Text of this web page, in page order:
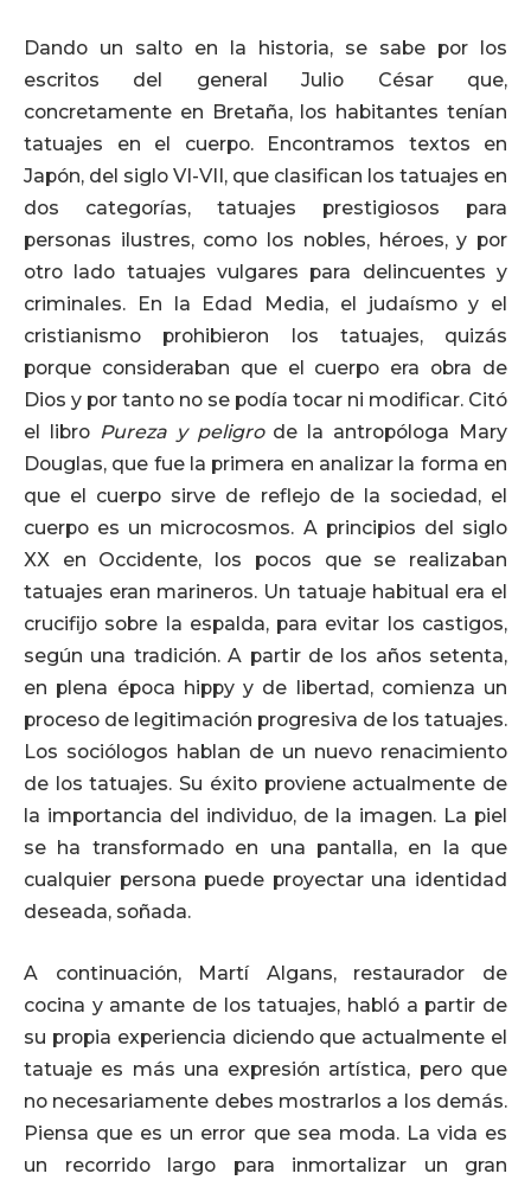
Dando un salto en la historia, se sabe por los
escritos del general Julio César que,
concretamente en Bretaña, los habitantes tenían
tatuajes en el cuerpo. Encontramos textos en
Japón, del siglo VI-VII, que clasifican los tatuajes en
dos categorías, tatuajes prestigiosos para
personas ilustres, como los nobles, héroes, y por
otro lado tatuajes vulgares para delincuentes y
criminales. En la Edad Media, el judaísmo y el
cristianismo prohibieron los tatuajes, quizás
porque consideraban que el cuerpo era obra de
Dios y por tanto no se podía tocar ni modificar. Citó
el libro Pureza y peligrode la antropóloga Mary
Douglas, que fue la primera en analizar la forma en
que el cuerpo sirve de reflejo de la sociedad, el
cuerpo es un microcosmos. A principios del siglo
XX en Occidente, los pocos que se realizaban
tatuajes eran marineros. Un tatuaje habitual era el
crucifijo sobre la espalda, para evitar los castigos,
según una tradición. A partir de los años setenta,
en plena época hippy y de libertad, comienza un
proceso de legitimación progresiva de los tatuajes.
Los sociólogos hablan de un nuevo renacimiento
de los tatuajes. Su éxito proviene actualmente de
la importancia del individuo, de la imagen. La piel
se ha transformado en una pantalla, en la que
cualquier persona puede proyectar una identidad
deseada, soñada.
A continuación, Martí Algans, restaurador de
cocina y amante de los tatuajes, habló a partir de
su propia experiencia diciendo que actualmente el
tatuaje es más una expresión artística, pero que
no necesariamente debes mostrarlos a los demás.
Piensa que es un error que sea moda. La vida es
un recorrido largo para inmortalizar un gran